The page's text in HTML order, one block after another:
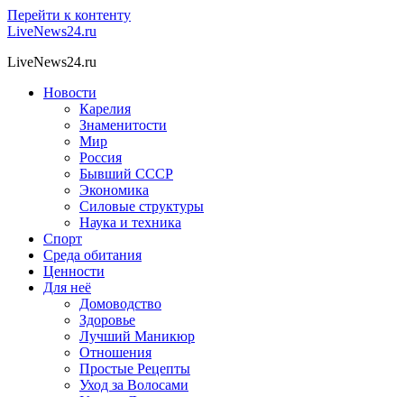
Перейти к контенту
LiveNews24.ru
LiveNews24.ru
Новости
Карелия
Знаменитости
Мир
Россия
Бывший СССР
Экономика
Силовые структуры
Наука и техника
Спорт
Среда обитания
Ценности
Для неё
Домоводство
Здоровье
Лучший Маникюр
Отношения
Простые Рецепты
Уход за Волосами